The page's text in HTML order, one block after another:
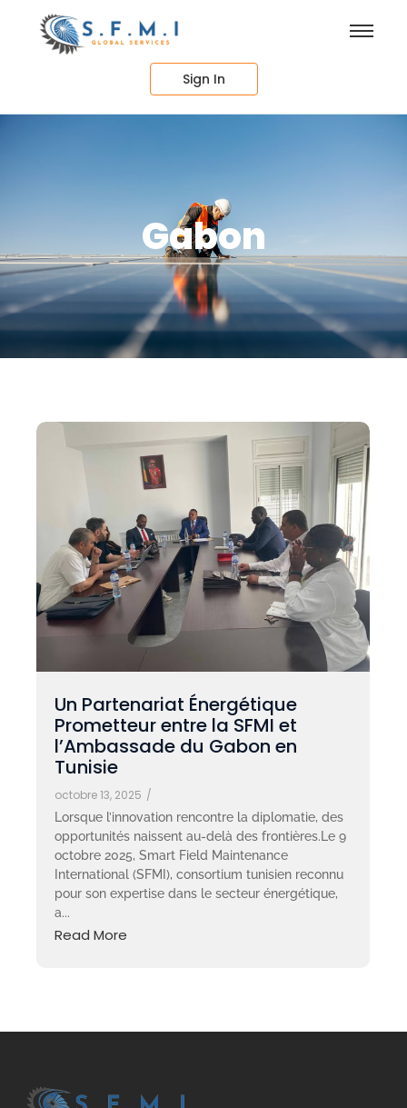
Sign In
Gabon
Un Partenariat Énergétique
Prometteur entre la SFMI et
l’Ambassade du Gabon en
Tunisie
octobre 13, 2025 /
Lorsque l’innovation rencontre la diplomatie, des
opportunités naissent au-delà des frontières.Le 9
octobre 2025, Smart Field Maintenance
International (SFMI), consortium tunisien reconnu
pour son expertise dans le secteur énergétique,
a...
Read More